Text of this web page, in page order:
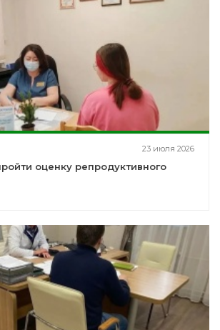
23 июля 2026
оценку репродуктивного